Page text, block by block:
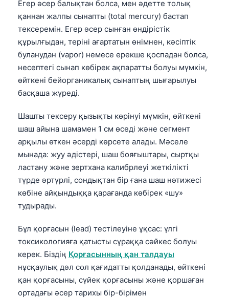
Егер әсер балықтан болса, мен әдетте толық
қаннан жалпы сынапты (total mercury) бастап
тексеремін. Егер әсер сынған өндірістік
құрылғыдан, теріні ағартатын өнімнен, кәсіптік
буланудан (vapor) немесе ерекше қоспадан болса,
несептегі сынап көбірек ақпаратты болуы мүмкін,
өйткені бейорганикалық сынаптың шығарылуы
басқаша жүреді.
Шашты тексеру қызықты көрінуі мүмкін, өйткені
шаш айына шамамен 1 см өседі және сегмент
арқылы өткен әсерді көрсете алады. Мәселе
мынада: жуу әдістері, шаш бояғыштары, сыртқы
ластану және зертхана калибрлеуі жеткілікті
түрде әртүрлі, сондықтан бір ғана шаш нәтижесі
көбіне айқындыққа қарағанда көбірек «шу»
тудырады.
Бұл қорғасын (lead) тестілеуіне ұқсас: үлгі
токсикологияға қатысты сұраққа сәйкес болуы
керек. Біздің Қорғасынның қан талдауы
нұсқаулық дәл сол қағидатты қолданады, өйткені
қан қорғасыны, сүйек қорғасыны және қоршаған
ортадағы әсер тарихы бір-бірімен
Čeština
ქართული
Русский
한국어
Slovenščina
Magyar
Shqip
اردو
తెలుగు
தமிழ்
ગુજરાતી
ಕನ್ನಡ
മലയാളം